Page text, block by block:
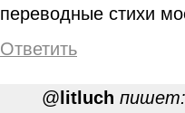
переводные стихи
Ответить
@ litluch пишет: